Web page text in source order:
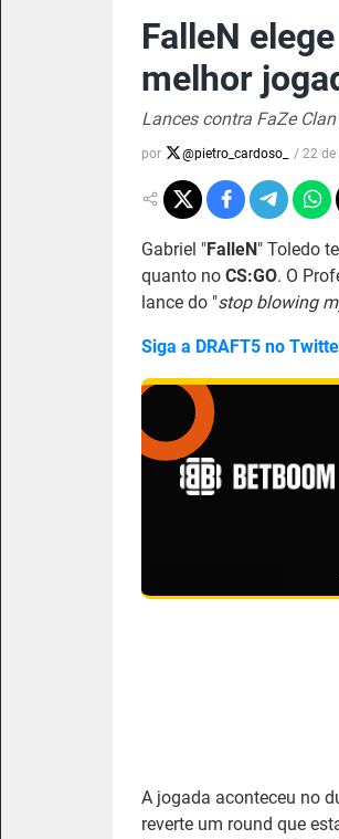
FalleN
melhor
Lances contra FaZe
por @pietro_cardoso_ / 22 de
Gabriel "FalleN" Toledo
quanto no CS:GO. O
lance do "stop blowing
Siga a DRAFT5 no
A jogada aconteceu no
reverte um round que